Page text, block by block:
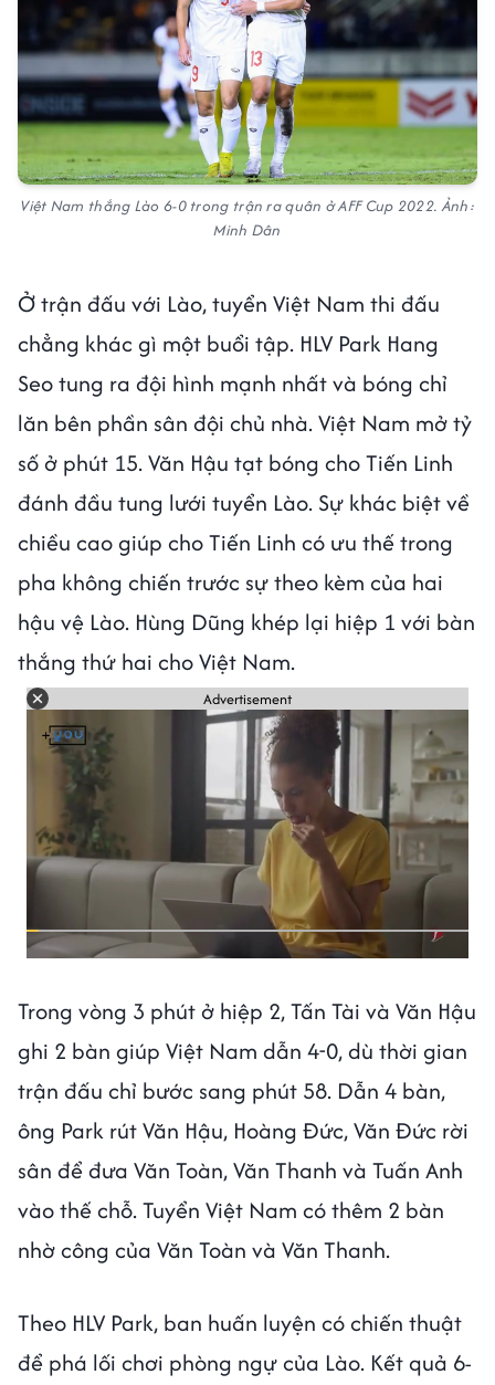
Việt Nam thắng Lào 6-0 trong trận ra quân ở AFF Cup 2022. Ảnh:
Minh Dân
Ở trận đấu với Lào, tuyển Việt Nam thi đấu
chẳng khác gì một buổi tập. HLV Park Hang
Seo tung ra đội hình mạnh nhất và bóng chỉ
lăn bên phần sân đội chủ nhà. Việt Nam mở tỷ
số ở phút 15. Văn Hậu tạt bóng cho Tiến Linh
đánh đầu tung lưới tuyển Lào. Sự khác biệt về
chiều cao giúp cho Tiến Linh có ưu thế trong
pha không chiến trước sự theo kèm của hai
hậu vệ Lào. Hùng Dũng khép lại hiệp 1 với bàn
thắng thứ hai cho Việt Nam.
Advertisement
Trong vòng 3 phút ở hiệp 2, Tấn Tài và Văn Hậu
ghi 2 bàn giúp Việt Nam dẫn 4-0, dù thời gian
trận đấu chỉ bước sang phút 58. Dẫn 4 bàn,
ông Park rút Văn Hậu, Hoàng Đức, Văn Đức rời
sân để đưa Văn Toàn, Văn Thanh và Tuấn Anh
vào thế chỗ. Tuyển Việt Nam có thêm 2 bàn
nhờ công của Văn Toàn và Văn Thanh.
Theo HLV Park, ban huấn luyện có chiến thuật
để phá lối chơi phòng ngự của Lào. Kết quả 6-